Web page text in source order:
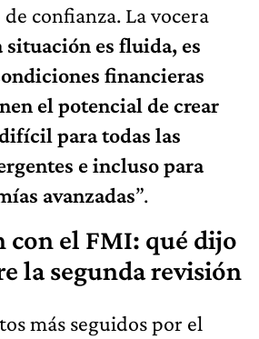
de confianza. La vocera
situación es fluida, es
financieras
el potencial de crear
para todas las
e incluso para
avanzadas”.
con el FMI: qué dijo
la segunda revisión
más seguidos por el